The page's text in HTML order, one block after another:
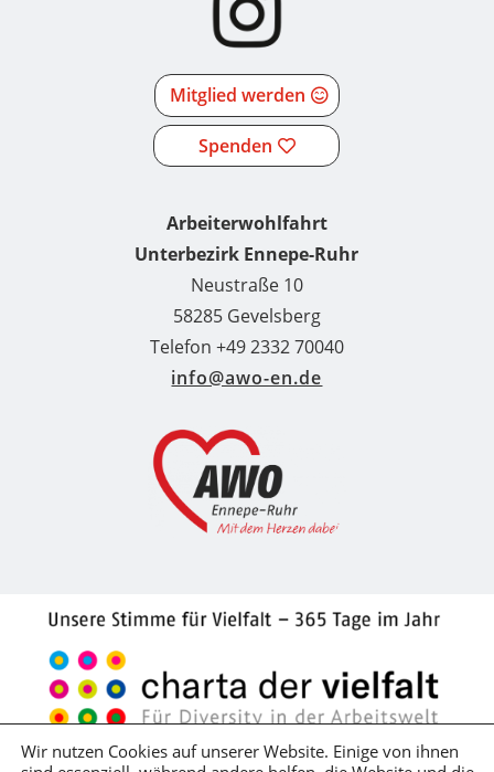
Mitglied werden
Spenden
Arbeiterwohlfahrt
Unterbezirk Ennepe-Ruhr
Neustraße 10
58285 Gevelsberg
Telefon +49 2332 70040
info@awo-en.de
Wir nutzen Cookies auf unserer Website. Einige von ihnen